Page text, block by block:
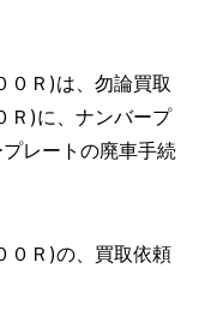
０Ｒ)は、勿論買取
Ｒ)に、ナンバープ
レートの廃車手続
０Ｒ)の、買取依頼